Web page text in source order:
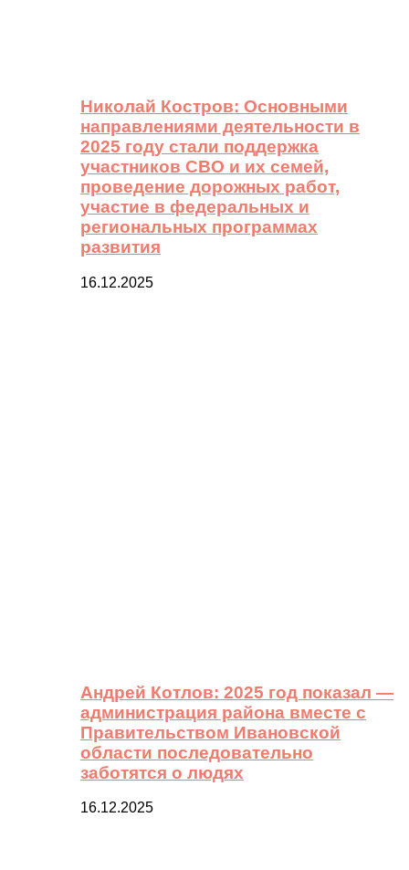
Николай Костров: Основными
направлениями деятельности в
2025 году стали поддержка
участников СВО и их семей,
проведение дорожных работ,
участие в федеральных и
региональных программах
развития
16.12.2025
Андрей Котлов: 2025 год показал —
администрация района вместе с
Правительством Ивановской
области последовательно
заботятся о людях
16.12.2025